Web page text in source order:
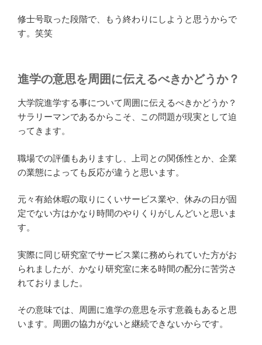
修士号取った段階で、もう終わりにしようと思うからで
す。笑笑
進学の意思を周囲に伝えるべきかどうか？
大学院進学する事について周囲に伝えるべきかどうか？
サラリーマンであるからこそ、この問題が現実として迫
ってきます。
職場での評価もありますし、上司との関係性とか、企業
の業態によっても反応が違うと思います。
元々有給休暇の取りにくいサービス業や、休みの日が固
定でない方はかなり時間のやりくりがしんどいと思いま
す。
実際に同じ研究室でサービス業に務められていた方がお
られましたが、かなり研究室に来る時間の配分に苦労さ
れておりました。
その意味では、周囲に進学の意思を示す意義もあると思
います。周囲の協力がないと継続できないからです。